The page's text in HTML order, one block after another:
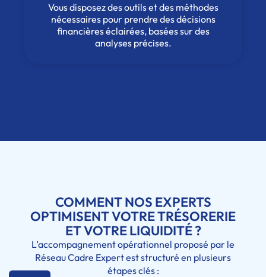
Vous disposez des outils et des méthodes
nécessaires pour prendre des décisions
financières éclairées, basées sur des
analyses précises.
COMMENT NOS EXPERTS
OPTIMISENT VOTRE TRÉSORERIE
ET VOTRE LIQUIDITÉ ?
L’accompagnement opérationnel proposé par le
Réseau Cadre Expert est structuré en plusieurs
étapes clés :